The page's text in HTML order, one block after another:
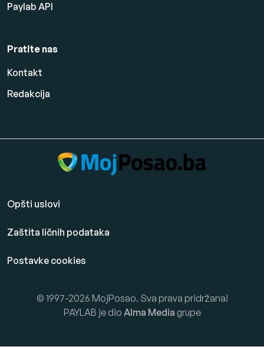
Paylab API
Pratite nas
Kontakt
Redakcija
Opšti uslovi
Zaštita ličnih podataka
Postavke cookies
© 1997-2026 MojPosao. Sva prava pridržana!
PAYLAB je dio Alma Media grupe